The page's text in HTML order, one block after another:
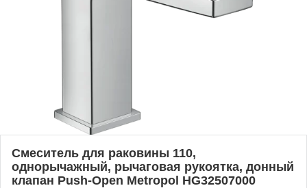
Смеситель для раковины 110,
однорычажный, рычаговая рукоятка, донный
клапан Push-Open Metropol HG32507000